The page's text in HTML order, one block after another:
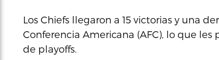
Los Chiefs llegaron a 15 victorias y una
Conferencia Americana (AFC), lo que
de playoffs.